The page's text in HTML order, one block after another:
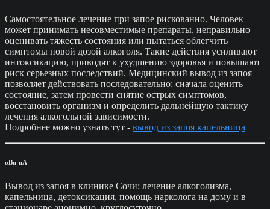
Самостоятельное лечение при запое рискованно. Человек
может принимать несовместимые препараты, неправильно
оценивать тяжесть состояния или пытаться облегчить
симптомы новой дозой алкоголя. Такие действия усиливают
интоксикацию, приводят к ухудшению здоровья и повышают
риск серьезных последствий. Медицинский вывод из запоя
позволяет действовать последовательно: сначала оценить
состояние, затем провести снятие острых симптомов,
восстановить организм и определить дальнейшую тактику
лечения алкогольной зависимости.
Подробнее можно узнать тут - вывод из запоя капельница
oBu-uA
Вывод из запоя в клинике Сочи: лечение алкоголизма,
капельница, детоксикация, помощь нарколога на дому и в